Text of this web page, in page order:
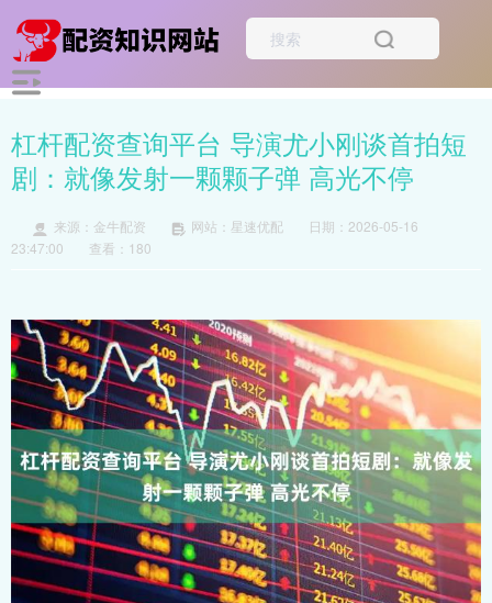
杠杆配资查询平台 导演尤小刚谈首拍短
剧：就像发射一颗颗子弹 高光不停
来源：金牛配资 网站：星速优配
日期：2026-05-16
23:47:00
查看：180